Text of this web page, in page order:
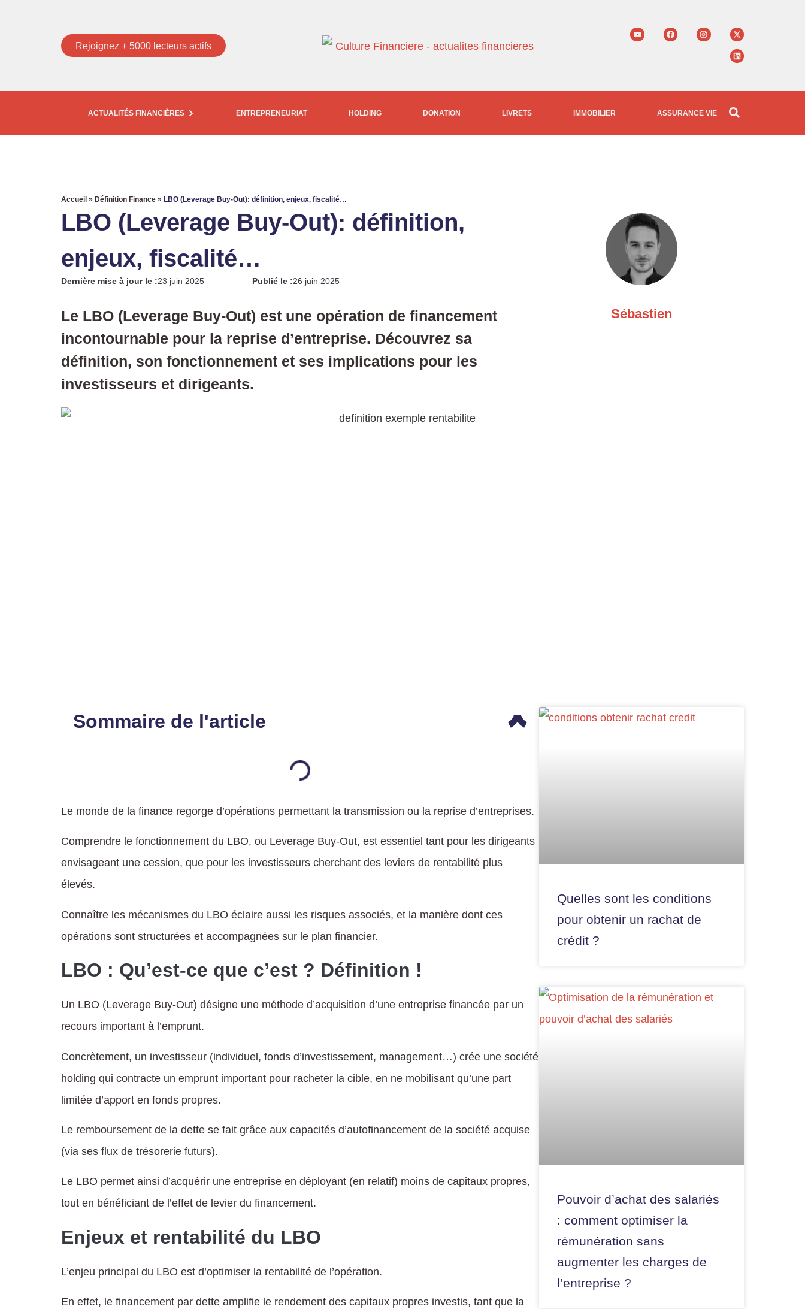
Rejoignez + 5000 lecteurs actifs
ACTUALITÉS FINANCIÈRES ENTREPRENEURIAT HOLDING DONATION LIVRETS IMMOBILIER ASSURANCE VIE
Accueil » Définition Finance » LBO (Leverage Buy-Out): définition, enjeux, fiscalité…
LBO (Leverage Buy-Out): définition,
enjeux, fiscalité…
Dernière mise à jour le :23 juin 2025 Publié le :26 juin 2025
Le LBO (Leverage Buy-Out) est une opération de financement
incontournable pour la reprise d’entreprise. Découvrez sa
définition, son fonctionnement et ses implications pour les
investisseurs et dirigeants.
Sébastien
Sommaire de l'article
Le monde de la finance regorge d’opérations permettant la transmission ou la reprise d’entreprises.
Comprendre le fonctionnement du LBO, ou Leverage Buy-Out, est essentiel tant pour les dirigeants
envisageant une cession, que pour les investisseurs cherchant des leviers de rentabilité plus
élevés.
Connaître les mécanismes du LBO éclaire aussi les risques associés, et la manière dont ces
opérations sont structurées et accompagnées sur le plan financier.
LBO : Qu’est-ce que c’est ? Définition !
Un LBO (Leverage Buy-Out) désigne une méthode d’acquisition d’une entreprise financée par un
recours important à l’emprunt.
Concrètement, un investisseur (individuel, fonds d’investissement, management…) crée une société
holding qui contracte un emprunt important pour racheter la cible, en ne mobilisant qu’une part
limitée d’apport en fonds propres.
Le remboursement de la dette se fait grâce aux capacités d’autofinancement de la société acquise
(via ses flux de trésorerie futurs).
Le LBO permet ainsi d’acquérir une entreprise en déployant (en relatif) moins de capitaux propres,
tout en bénéficiant de l’effet de levier du financement.
Enjeux et rentabilité du LBO
L’enjeu principal du LBO est d’optimiser la rentabilité de l’opération.
En effet, le financement par dette amplifie le rendement des capitaux propres investis, tant que la
Quelles sont les conditions
pour obtenir un rachat de
crédit ?
Pouvoir d’achat des salariés
: comment optimiser la
rémunération sans
augmenter les charges de
l’entreprise ?